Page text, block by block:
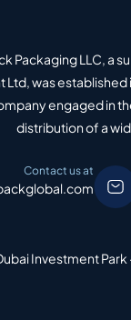
Packaging LLC, a
was established
engaged in
distribution of a
Contact us at
Investment Park